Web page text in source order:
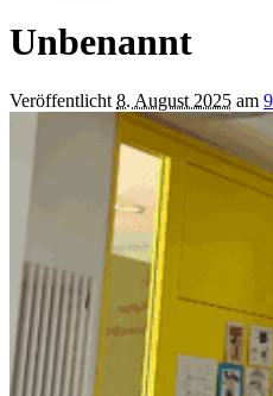
Unbenannt
Veröffentlicht 8. August 2025 am